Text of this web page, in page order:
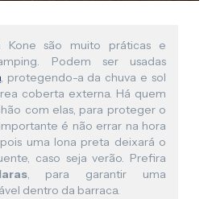
Kone são muito práticas e
Podem ser usadas
, protegendo-a da chuva e sol
coberta externa. Há quem
com elas, para proteger o
é não errar na hora
uma lona preta deixará o
caso seja verão. Prefira
, para garantir uma
dentro da barraca.